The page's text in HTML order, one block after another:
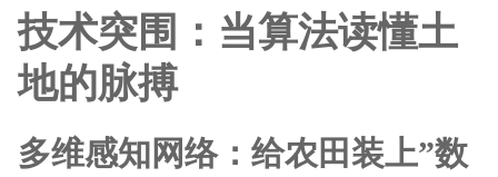
技术突围：当算法读懂土
地的脉搏
多维感知网络：给农田装上”数